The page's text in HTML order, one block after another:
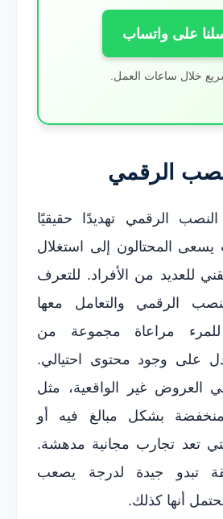
على واتساب
خلال ساعات العمل.
الرقمي
الرقمي تهديدًا حقيقيًا
المحتالون إلى استغلال
للعديد من الأفراد. للتعرف
الرقمي والتعامل معها
للمرء مراعاة مجموعة من
على وجود محتوى احتيالي.
العروض غير الواقعية، مثل
منخفضة بشكل مبالغ فيه أو
تعد تجارب مجانية مدهشة.
تبدو جيدة لدرجة يصعب
أنها كذلك.